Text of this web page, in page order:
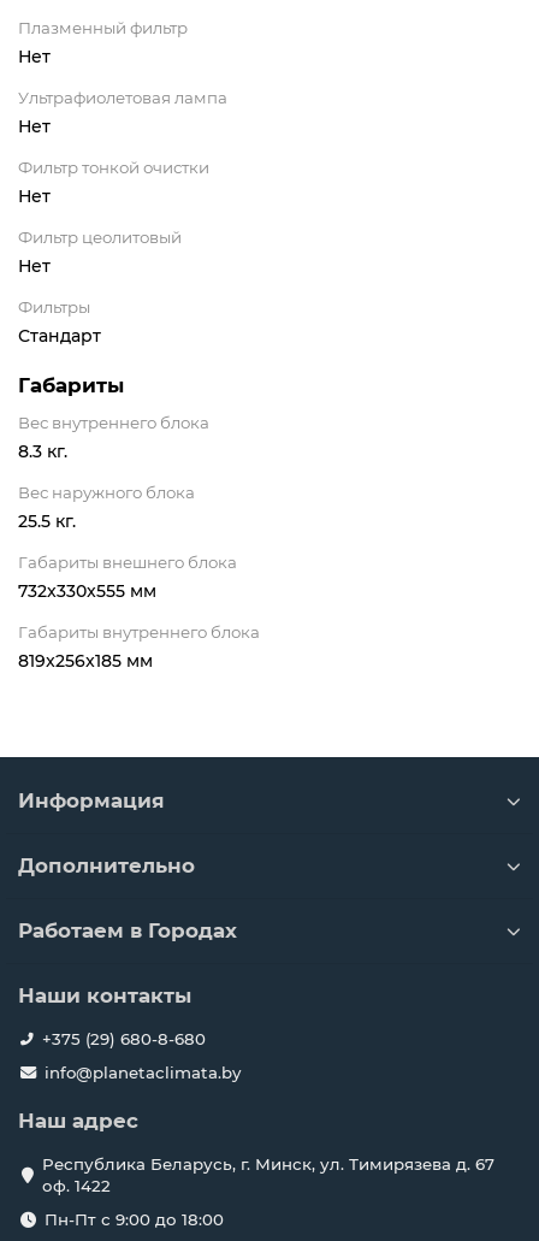
Плазменный фильтр
Нет
Ультрафиолетовая лампа
Нет
Фильтр тонкой очистки
Нет
Фильтр цеолитовый
Нет
Фильтры
Стандарт
Габариты
Вес внутреннего блока
8.3 кг.
Вес наружного блока
25.5 кг.
Габариты внешнего блока
732x330x555 мм
Габариты внутреннего блока
819x256x185 мм
Информация
Дополнительно
Работаем в Городах
Наши контакты
+375 (29) 680-8-680
info@planetaclimata.by
Наш адрес
Республика Беларусь, г. Минск, ул. Тимирязева д. 67
оф. 1422
Пн-Пт с 9:00 до 18:00